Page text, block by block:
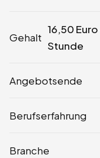
Gehalt
16,50 Euro
Stunde
Angebotsende
Berufserfahrung
Branche